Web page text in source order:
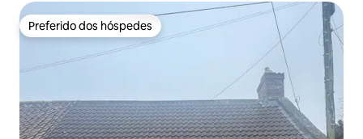
Preferido dos hóspedes
Preferido dos hóspedes